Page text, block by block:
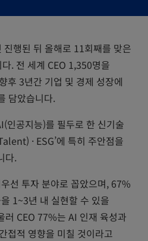
행된 뒤 올해로 11회째를 맞은
. 전 세계 CEO 1,350명을
후 3년간 기업 및 경제 성장에
담았습니다.
인공지능)를 필두로 한 신기술
· ESG’에 특히 주안점을
다.
선 투자 분야로 꼽았으며, 67%
1~3년 내 실현할 수 있을
러 CEO 77%는 AI 인재 육성과
접적 영향을 미칠 것이라고